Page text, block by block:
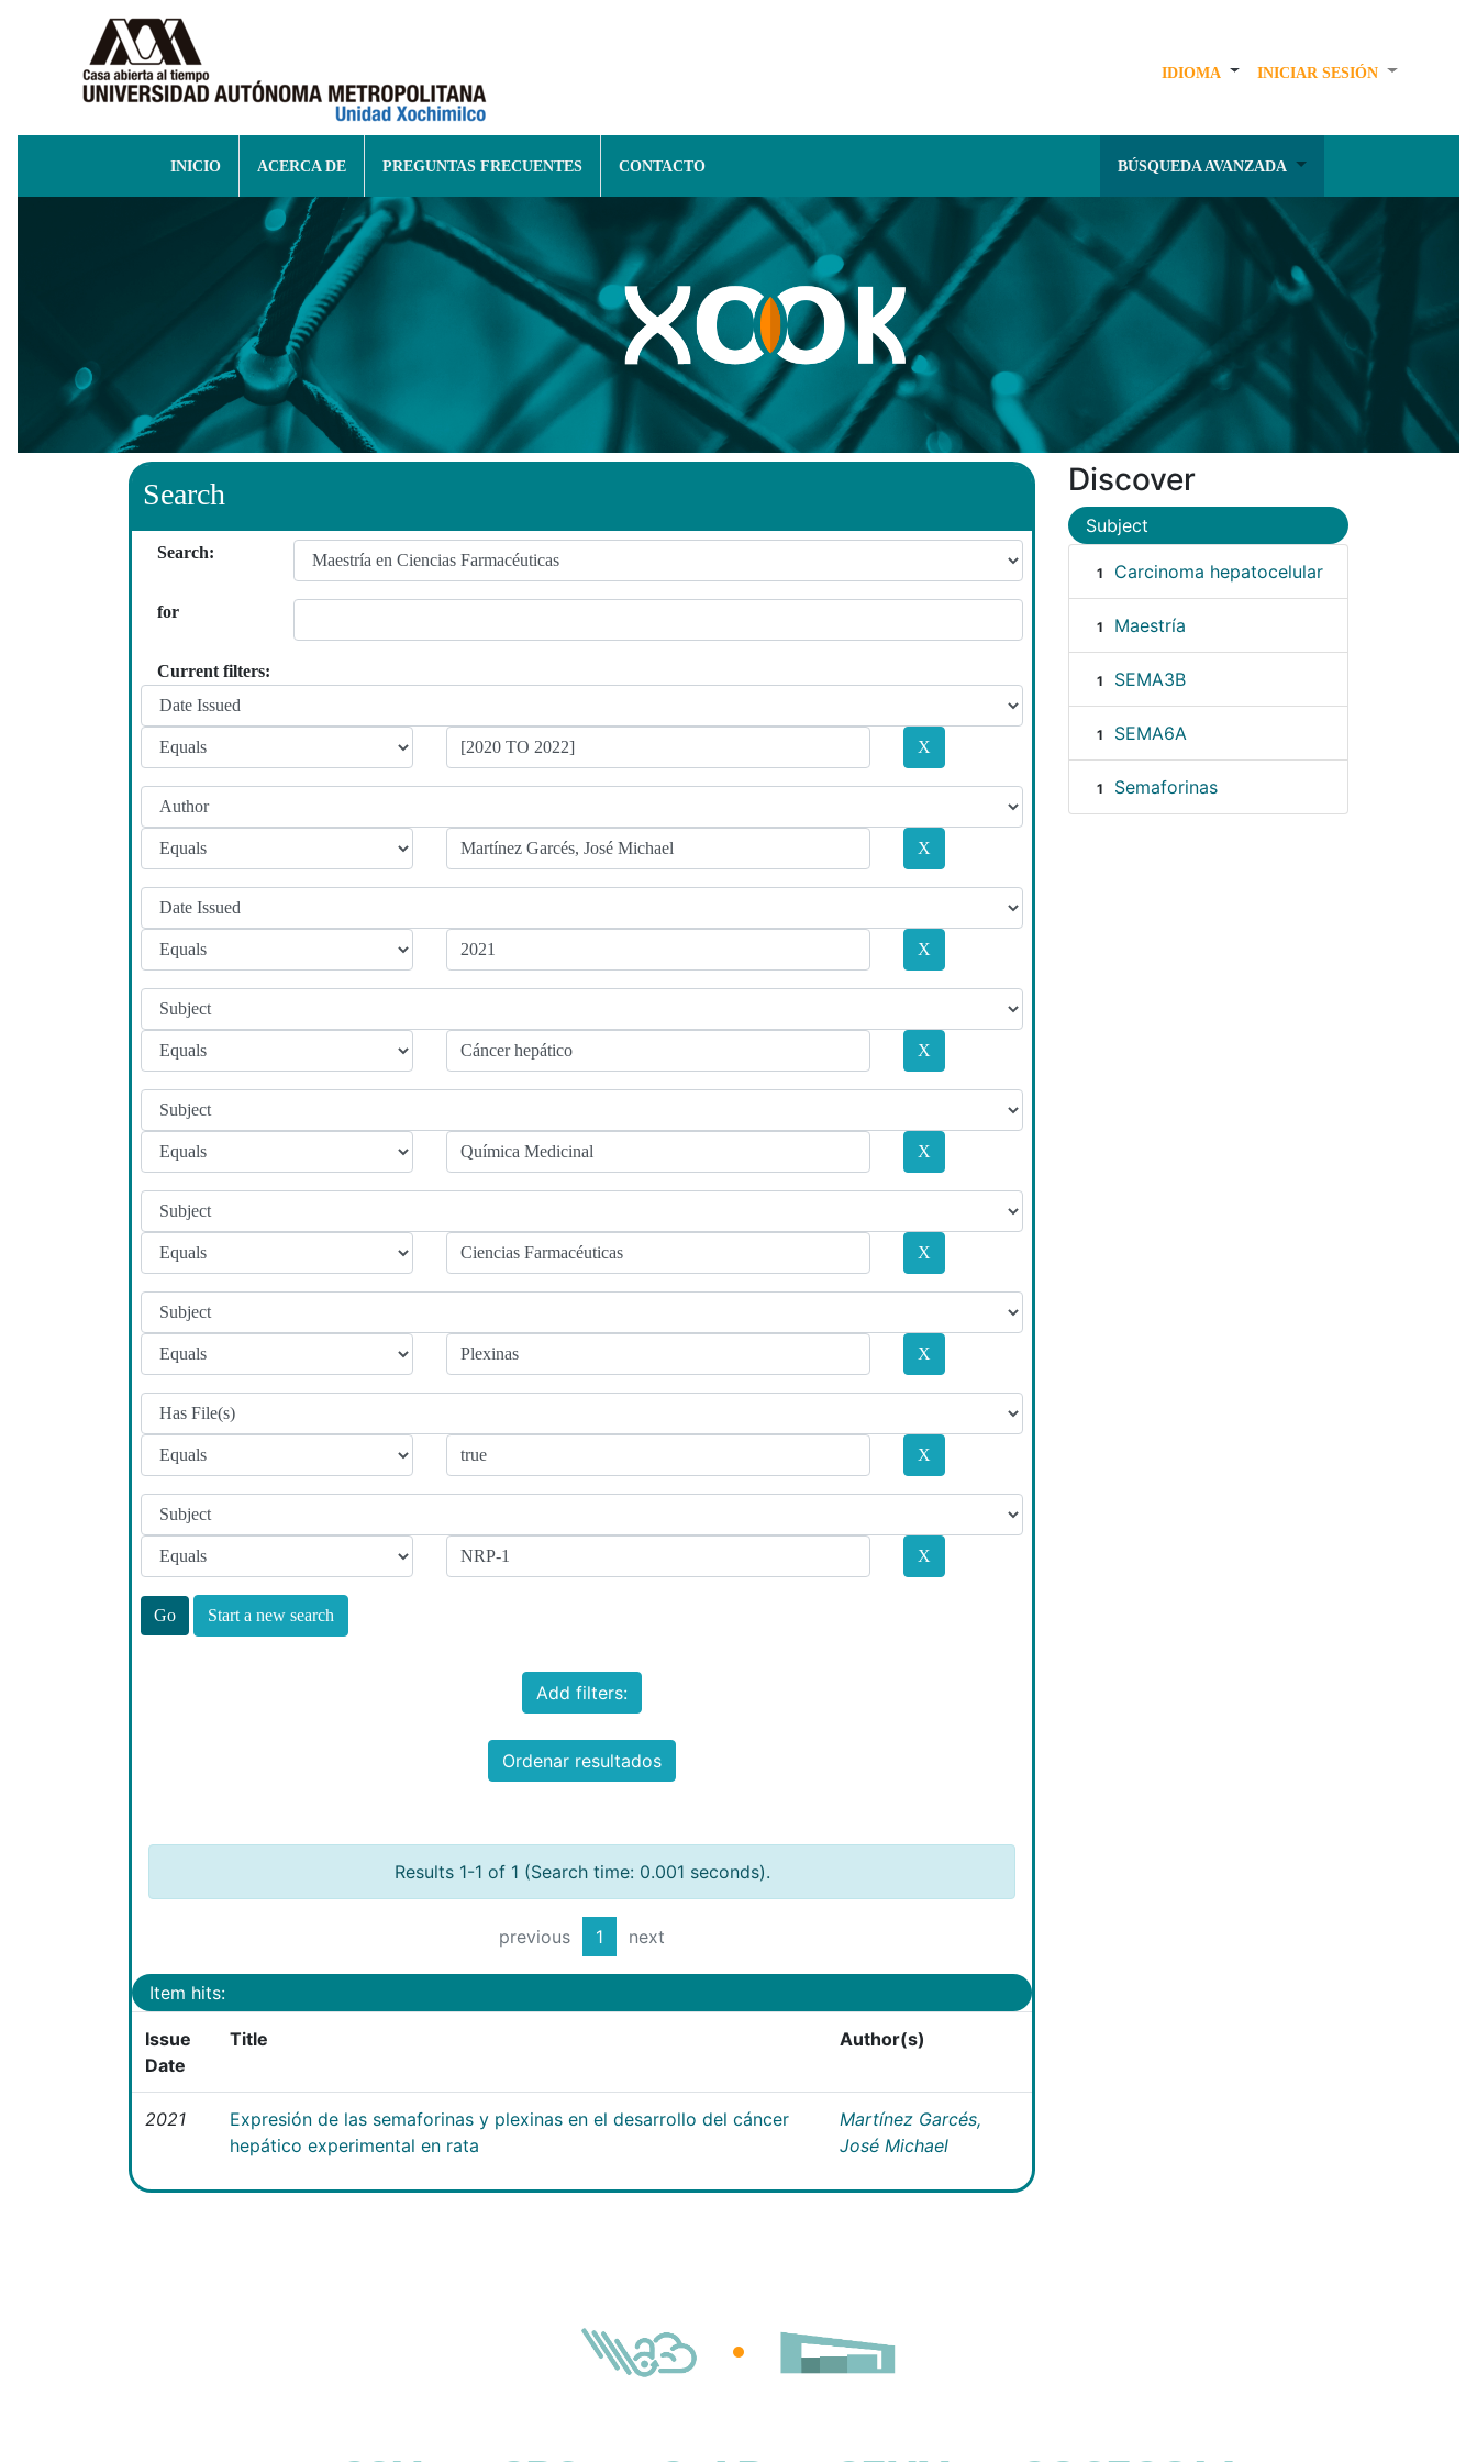
IDIOMA INICIAR SESIÓN
INICIO ACERCA DE PREGUNTAS FRECUENTES CONTACTO BÚSQUEDA AVANZADA
Search
Search:
for
Current filters:
Start a new search
Add filters:
Ordenar resultados
Results 1-1 of 1 (Search time: 0.001 seconds).
previous 1 next
Item hits:
Issue
Date
Title Author(s)
2021
Expresión de las semaforinas y plexinas en el desarrollo del cáncer
hepático experimental en rata
Martínez Garcés,
José Michael
Discover
Subject
1 Carcinoma hepatocelular
1 Maestría
1 SEMA3B
1 SEMA6A
1 Semaforinas